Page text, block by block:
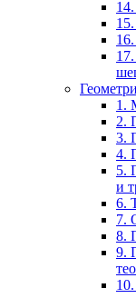
1.
2.
3.
4.
5.
и
6.
7.
8.
9.